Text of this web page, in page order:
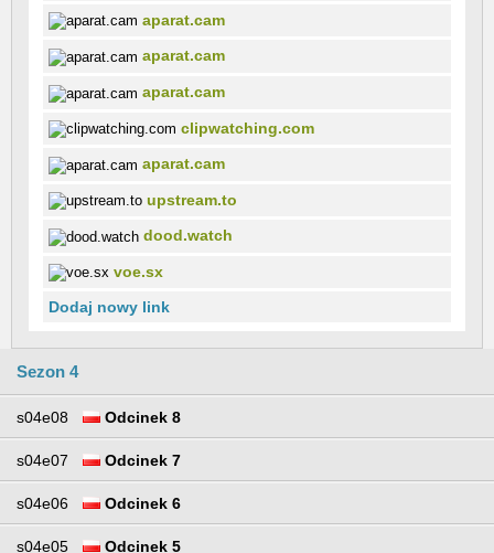
aparat.cam
aparat.cam
aparat.cam
clipwatching.com
aparat.cam
upstream.to
dood.watch
voe.sx
Dodaj nowy link
Sezon 4
s04e08 Odcinek 8
s04e07 Odcinek 7
s04e06 Odcinek 6
s04e05 Odcinek 5